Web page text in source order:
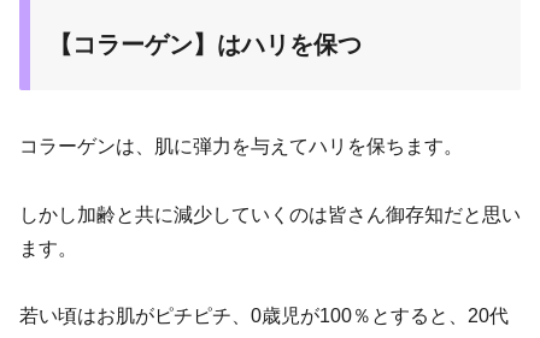
【コラーゲン】はハリを保つ
コラーゲンは、肌に弾力を与えてハリを保ちます。
しかし加齢と共に減少していくのは皆さん御存知だと思い
ます。
若い頃はお肌がピチピチ、0歳児が100％とすると、20代